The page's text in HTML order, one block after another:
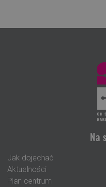
Na
Jak dojechać
Aktualności
Plan centrum